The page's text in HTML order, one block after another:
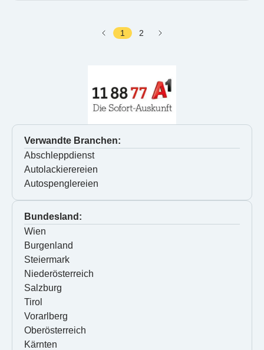
1 2
Verwandte Branchen:
Abschleppdienst
Autolackierereien
Autospenglereien
Bundesland:
Wien
Burgenland
Steiermark
Niederösterreich
Salzburg
Tirol
Vorarlberg
Oberösterreich
Kärnten